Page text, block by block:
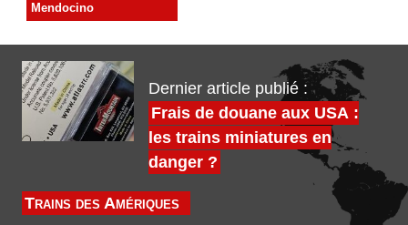
Mendocino
Dernier article publié :
Frais de douane aux USA :
les trains miniatures en
danger ?
Trains des Amériques